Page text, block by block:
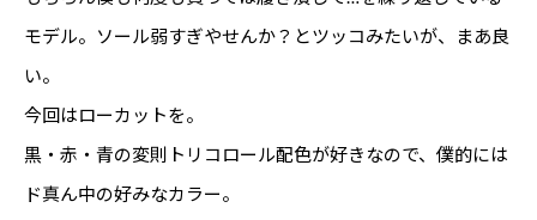
モデル。ソール弱すぎやせんか？とツッコみたいが、まあ良
い。
今回はローカットを。
黒・赤・青の変則トリコロール配色が好きなので、僕的には
ド真ん中の好みなカラー。